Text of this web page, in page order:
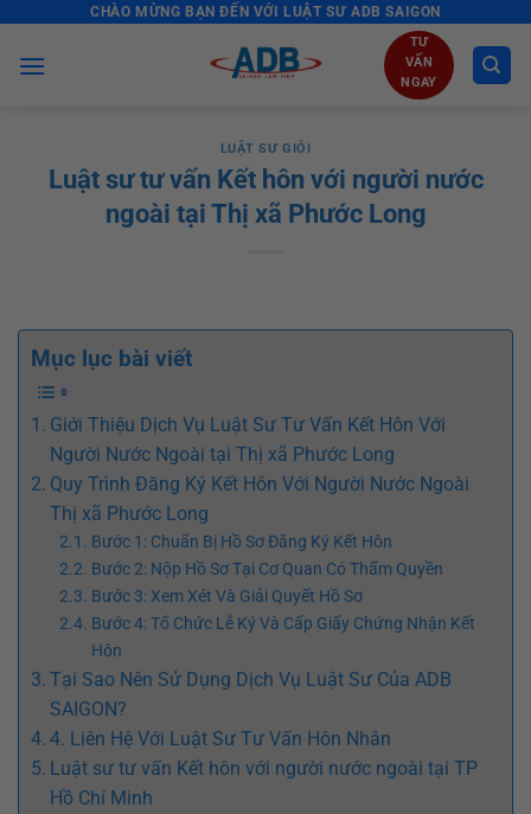
content
CHÀO MỪNG BẠN ĐẾN VỚI LUẬT SƯ ADB SAIGON
TƯ
VẤN
NGAY
LUẬT SƯ GIỎI
Luật sư tư vấn Kết hôn với người nước
ngoài tại Thị xã Phước Long
Mục lục bài viết
Giới Thiệu Dịch Vụ Luật Sư Tư Vấn Kết Hôn Với
Người Nước Ngoài tại Thị xã Phước Long
Quy Trình Đăng Ký Kết Hôn Với Người Nước Ngoài
Thị xã Phước Long
Bước 1: Chuẩn Bị Hồ Sơ Đăng Ký Kết Hôn
Bước 2: Nộp Hồ Sơ Tại Cơ Quan Có Thẩm Quyền
Bước 3: Xem Xét Và Giải Quyết Hồ Sơ
Bước 4: Tổ Chức Lễ Ký Và Cấp Giấy Chứng Nhận Kết
Hôn
Tại Sao Nên Sử Dụng Dịch Vụ Luật Sư Của ADB
SAIGON?
4. Liên Hệ Với Luật Sư Tư Vấn Hôn Nhân
Luật sư tư vấn Kết hôn với người nước ngoài tại TP
Hồ Chí Minh